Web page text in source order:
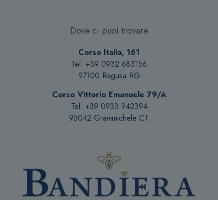
Dove ci puoi trovare
Corso Italia, 161
Tel. +39 0932 683156
97100 Ragusa RG
Corso Vittorio Emanuele 79/A
Tel. +39 0933 942394
95042 Grammichele CT